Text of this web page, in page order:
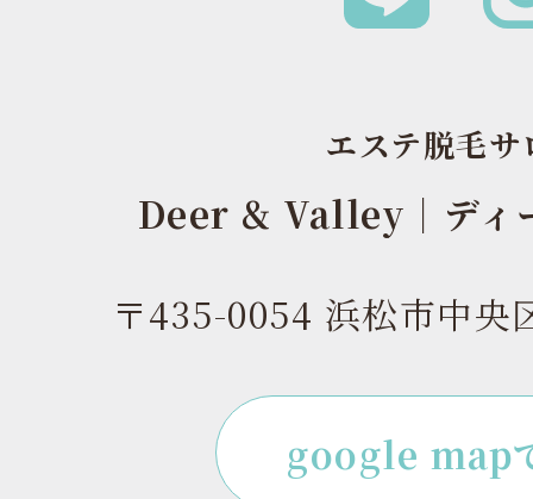
エステ脱毛サ
Deer & Valley｜ディ
〒435-0054 浜松市中央
google map